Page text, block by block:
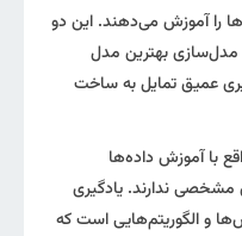
را آموزش می‌دهند. این دو
بهترین مدل
عمیق تمایل به ساخت
با آموزش داده‌ها
ندارند. یادگیری
و الگوریتم‌هایی است که